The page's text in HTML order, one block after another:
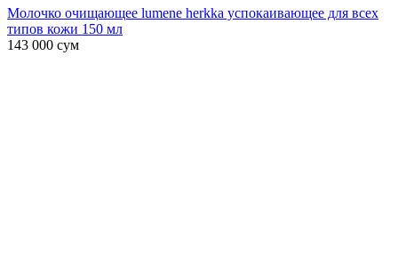
Молочко очищающее lumene herkka успокаивающее для всех
типов кожи 150 мл
143 000 сум